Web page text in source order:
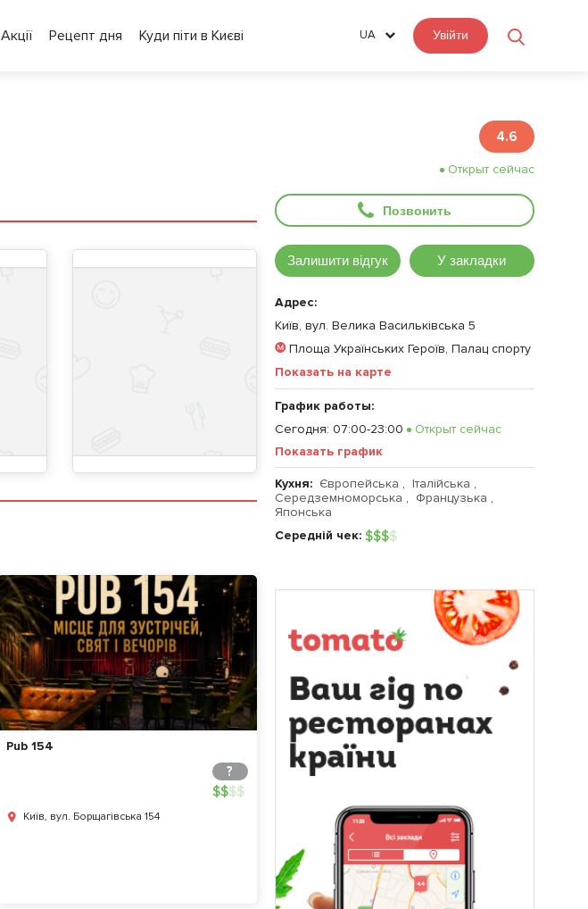
Акції Рецепт дня Куди піти в Києві UA Увійти
4.6
Открыт сейчас
Позвонить
Залишити відгук У закладки
Адрес:
Київ, вул. Велика Васильківська 5
Площа Українських Героїв, Палац спорту
Показать на карте
График работы:
Сегодня: 07:00-23:00
Открыт сейчас
Показать график
Кухня: Європейська , Італійська ,
Середземноморська , Французька ,
Японська
Середній чек: $$$$
Pub 154
?
$$$$
Київ, вул. Борщагівська 154